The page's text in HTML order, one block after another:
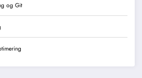
og Git